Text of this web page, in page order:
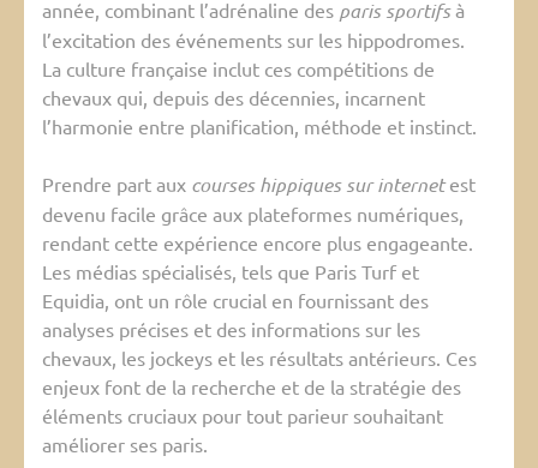
année, combinant l’adrénaline des paris sportifsà
l’excitation des événements sur les hippodromes.
La culture française inclut ces compétitions de
chevaux qui, depuis des décennies, incarnent
l’harmonie entre planification, méthode et instinct.
Prendre part aux courses hippiques sur internetest
devenu facile grâce aux plateformes numériques,
rendant cette expérience encore plus engageante.
Les médias spécialisés, tels que Paris Turf et
Equidia, ont un rôle crucial en fournissant des
analyses précises et des informations sur les
chevaux, les jockeys et les résultats antérieurs. Ces
enjeux font de la recherche et de la stratégie des
éléments cruciaux pour tout parieur souhaitant
améliorer ses paris.